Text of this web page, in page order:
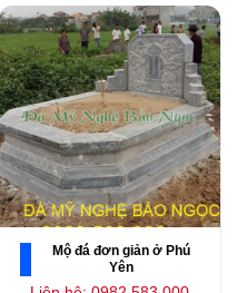
Mộ đá đơn giản ở Phú
Yên